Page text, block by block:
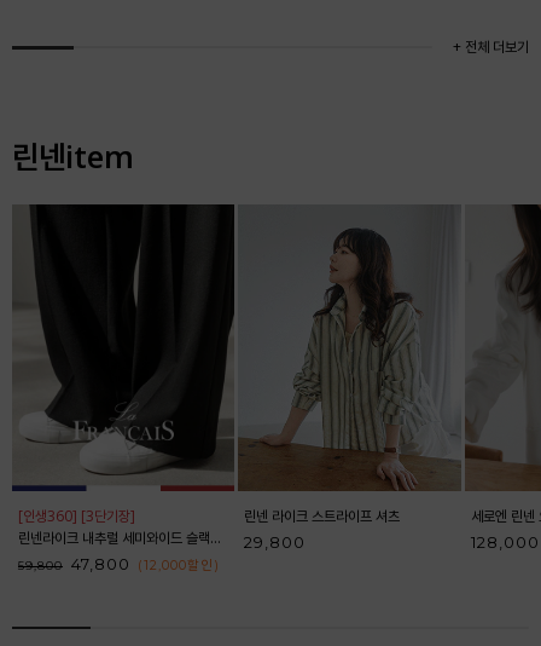
+ 전체 더보기
린넨item
[인생360] [3단기장]
린넨라이크 내추럴 세미와이드 슬랙스_F6S164SL
59,800 47,800 (12,000할인 )
린넨 라이크 스트라이프 셔츠
29,800
세로엔 린
128,000